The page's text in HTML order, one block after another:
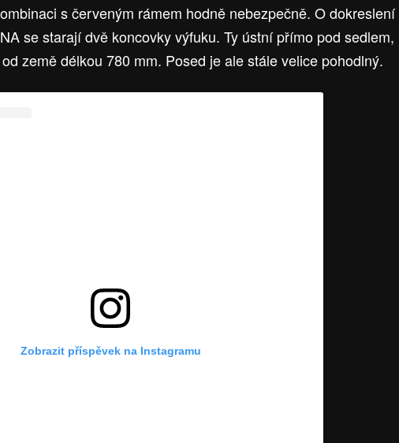
s červeným rámem hodně nebezpečně. O dokreslení
se starají dvě koncovky výfuku. Ty ústní přímo pod sedlem,
země délkou 780 mm. Posed je ale stále velice pohodlný.
Zobrazit příspěvek na Instagramu